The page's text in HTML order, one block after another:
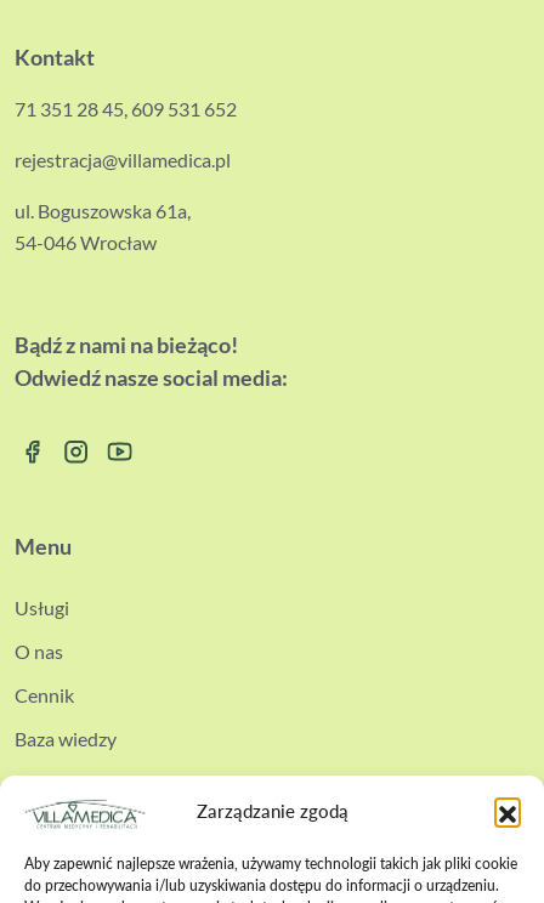
Zarządzanie zgodą
Aby zapewnić najlepsze wrażenia, używamy technologii takich jak pliki cookie
do przechowywania i/lub uzyskiwania dostępu do informacji o urządzeniu.
Kontakt
71 351 28 45 609 531 652
rejestracja@villamedica.pl
ul. Boguszowska 61a,
54-046 Wrocław
Bądź z nami na bieżąco!
Odwiedź nasze social media:
Menu
Usługi
O nas
Cennik
Baza wiedzy
Kontakt